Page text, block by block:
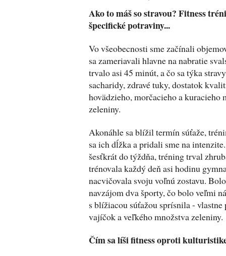
Ako to máš so stravou? Fitness
špecifické potraviny...
Vo všeobecnosti sme začínali
sa zameriavali hlavne na nabratie
trvalo asi 45 minút, a čo sa týka
sacharidy, zdravé tuky, dostatok
hovädzieho, morčacieho a kuracieho
zeleniny.
Akonáhle sa blížil termín súťaže,
sa ich dĺžka a pridali sme na
šesťkrát do týždňa, tréning trval
trénovala každý deň asi hodinu
nacvičovala svoju voľnú zostavu.
navzájom dva športy, čo bolo veľmi
s blížiacou súťažou sprísnila - vlastne
vajíčok a veľkého množstva zeleniny.
Čím sa líši fitness oproti